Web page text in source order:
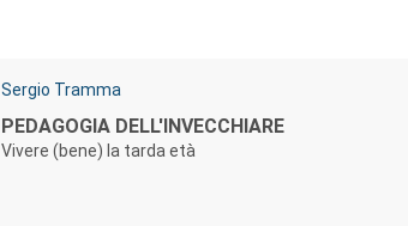
Autori:
Sergio Tramma
Titolo:
PEDAGOGIA DELL'INVECCHIARE
Vivere (bene) la tarda età